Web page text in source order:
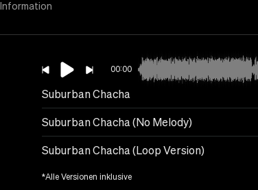
Information
00:00
Suburban Chacha
Suburban Chacha (No Melody)
Suburban Chacha (Loop Version)
*Alle Versionen inklusive